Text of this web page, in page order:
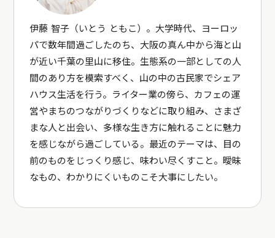
伊藤 智子（いとう ともこ）。大学時代、ヨーロッ
パで数年間過ごしたのち、大阪の真ん中から海と山
が近い千葉の里山に移住。生態系の一部としての人
間のあり方を模索すべく、山の中の古民家でシェア
ハウス生活を行う。ライター業の傍ら、カフェの運
営やまちのつながりづくりなどに取り組み、さまざ
まな人と出会い、多様な生き方に触れることに魅力
を感じながら過ごしている。最近のテーマは、目の
前のものをじっくり感じ、味わい尽くすこと。曖昧
なもの、わかりにくいものこそ大事にしたい。